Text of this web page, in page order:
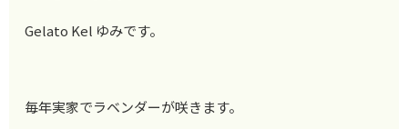
Gelato Kel ゆみです。
毎年実家でラベンダーが咲きます。